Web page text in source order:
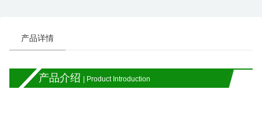
产品详情
产品介绍 | Product Introduction